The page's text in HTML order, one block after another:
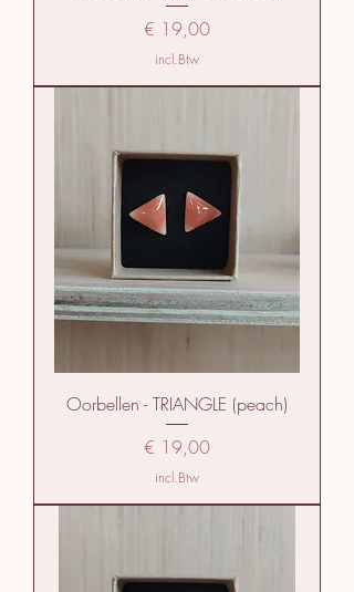
Prijs
€ 19,00
incl.Btw
Oorbellen - TRIANGLE (peach)
Prijs
€ 19,00
incl.Btw